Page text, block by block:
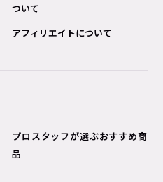
ついて
アフィリエイトについて
プロスタッフが選ぶおすすめ商
品